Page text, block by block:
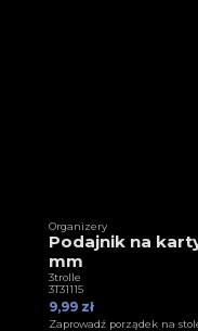
Organizery
Podajnik na
mm
3trolle
3T31115
9,99 zł
Zaprowadź porządek na